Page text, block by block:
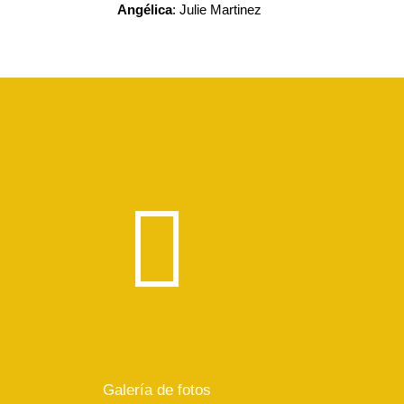
Angélica: Julie Martinez
Galería de fotos